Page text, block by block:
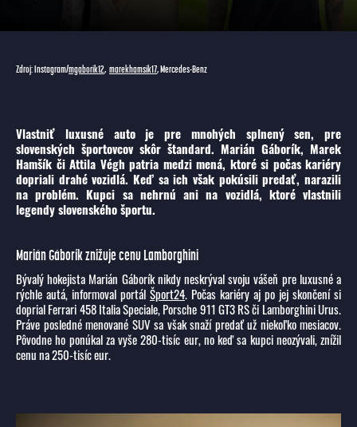
Zdroj: Instagram/mgaborik12, marekhamsik17, Mercedes-Benz
Vlastniť luxusné auto je pre mnohých splnený sen, pre
slovenských športovcov skôr štandard. Marián Gáborík, Marek
Hamšík či Attila Végh patria medzi mená, ktoré si počas kariéry
dopriali drahé vozidlá. Keď sa ich však pokúsili predať, narazili
na problém. Kupci sa nehrnú ani na vozidlá, ktoré vlastnili
legendy slovenského športu.
Marián Gáborík znižuje cenu Lamborghini
Bývalý hokejista Marián Gáborík nikdy neskrýval svoju vášeň pre luxusné a
rýchle autá, informoval portál Šport24. Počas kariéry aj po jej skončení si
doprial Ferrari 458 Italia Speciale, Porsche 911 GT3 RS či Lamborghini Urus.
Práve posledné menované SUV sa však snaží predať už niekoľko mesiacov.
Pôvodne ho ponúkal za vyše 280-tisíc eur, no keď sa kupci neozývali, znížil
cenu na 250-tisíc eur.